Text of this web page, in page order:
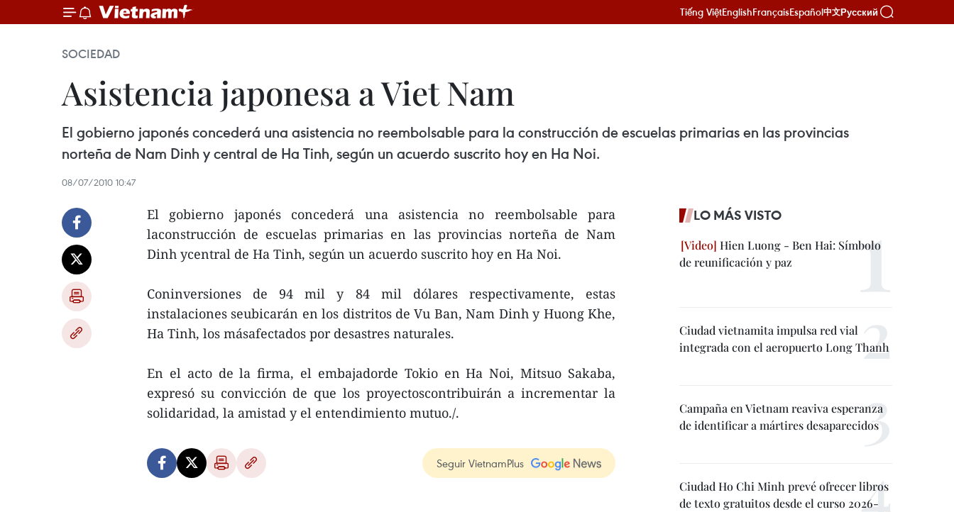
Tiếng ViệtEnglishFrançaisEspañol中文Русский
SOCIEDAD
Asistencia japonesa a Viet Nam
El gobierno japonés concederá una asistencia no reembolsable para la construcción de escuelas primarias en las provincias
norteña de Nam Dinh y central de Ha Tinh, según un acuerdo suscrito hoy en Ha Noi.
08/07/2010 10:47
El gobierno japonés concederá una asistencia no reembolsable para
laconstrucción de escuelas primarias en las provincias norteña de Nam
Dinh ycentral de Ha Tinh, según un acuerdo suscrito hoy en Ha Noi.
Coninversiones de 94 mil y 84 mil dólares respectivamente, estas
instalaciones seubicarán en los distritos de Vu Ban, Nam Dinh y Huong Khe,
Ha Tinh, los másafectados por desastres naturales.
En el acto de la firma, el embajadorde Tokio en Ha Noi, Mitsuo Sakaba,
expresó su convicción de que los proyectoscontribuirán a incrementar la
solidaridad, la amistad y el entendimiento mutuo./.
Seguir VietnamPlus
LO MÁS VISTO
Hien Luong - Ben Hai: Símbolo
de reunificación y paz
Ciudad vietnamita impulsa red vial
integrada con el aeropuerto Long Thanh
Campaña en Vietnam reaviva esperanza
de identificar a mártires desaparecidos
Ciudad Ho Chi Minh prevé ofrecer libros
de texto gratuitos desde el curso 2026-